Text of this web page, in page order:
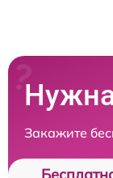
Закажите